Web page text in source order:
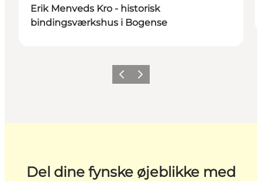
Erik Menveds Kro - historisk
bindingsværkshus i Bogense
ForrigeNæste
Del dine fynske øjeblikke med